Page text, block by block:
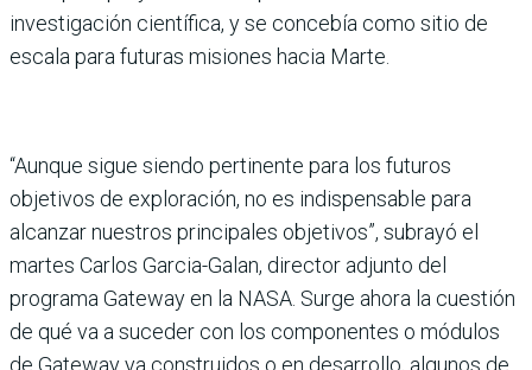
investigación científica, y se concebía como sitio de
escala para futuras misiones hacia Marte.
“Aunque sigue siendo pertinente para los futuros
objetivos de exploración, no es indispensable para
alcanzar nuestros principales objetivos”, subrayó el
martes Carlos Garcia-Galan, director adjunto del
programa Gateway en la NASA. Surge ahora la cuestión
de qué va a suceder con los componentes o módulos
de Gateway ya construidos o en desarrollo, algunos de